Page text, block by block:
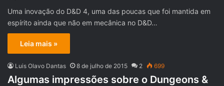
Uma inovação do D&D 4, uma das poucas que foi mantida em
espírito ainda que não em mecânica no D&D…
Leia mais »
Luis Olavo Dantas 8 de julho de 2015 2 699
Algumas impressões sobre o Dungeons &